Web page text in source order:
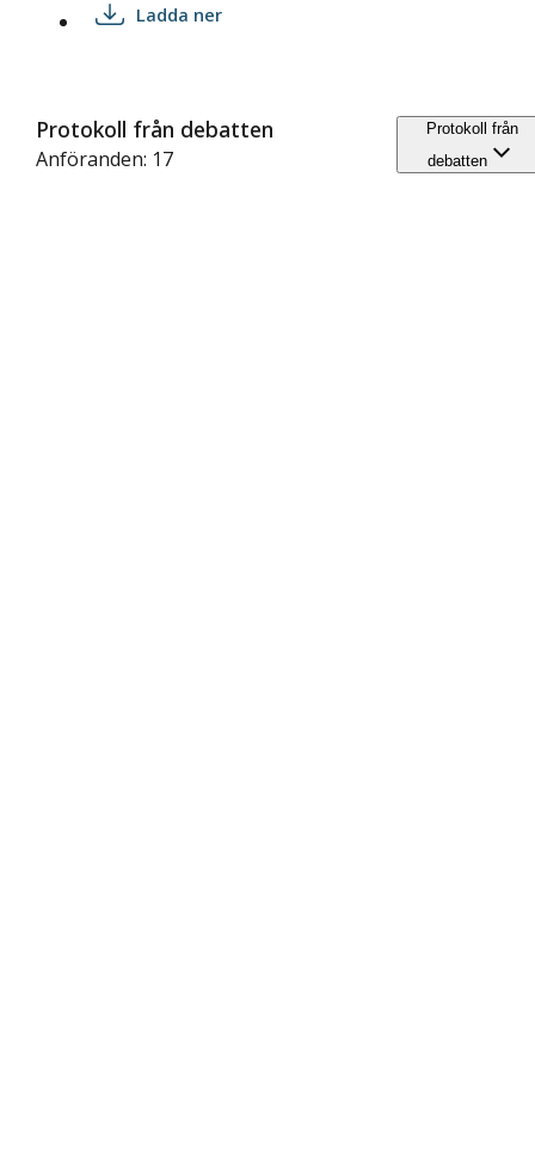
Ladda ner
Protokoll från debatten
Anföranden: 17
Protokoll från
debatten